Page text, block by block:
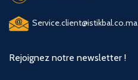
Service.client@istikbal.co.ma
Rejoignez notre newsletter !